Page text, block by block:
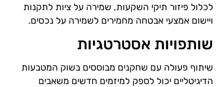
לכלול פיזור תיקי השקעות, שמירה על ציות לתקנות
ויישום אמצעי אבטחה מחמירים לשמירה על נכסים.
שותפויות אסטרטגיות
שיתוף פעולה עם שחקנים מבוססים בשוק המטבעות
הדיגיטליים יכול לספק למיזמים חדשים משאבים